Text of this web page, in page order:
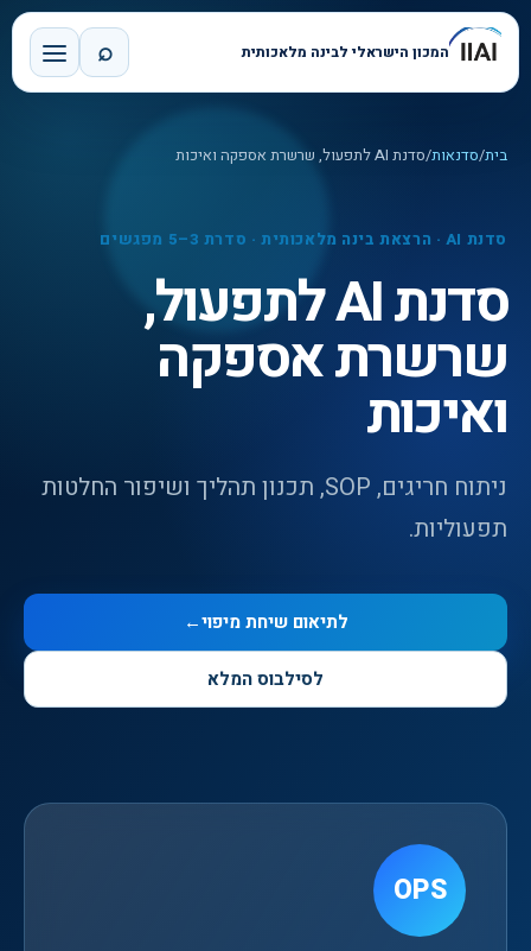
המכון הישראלי לבינה מלאכותית ⌕
בית/סדנאות/סדנת AI לתפעול, שרשרת אספקה ואיכות
סדנת AI · הרצאת בינה מלאכותית · סדרת 3–5 מפגשים
סדנת AI לתפעול,
שרשרת אספקה
ואיכות
ניתוח חריגים, SOP, תכנון תהליך ושיפור החלטות
תפעוליות.
לתיאום שיחת מיפוי←
לסילבוס המלא
OPS